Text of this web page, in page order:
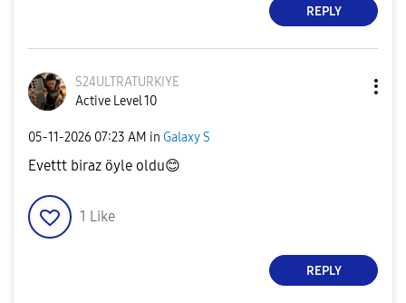
REPLY
S24ULTRATURKIYE
Active Level 10
‎05-11-2026 07:23 AM in Galaxy S
Evettt biraz öyle oldu😊
1 Like
REPLY